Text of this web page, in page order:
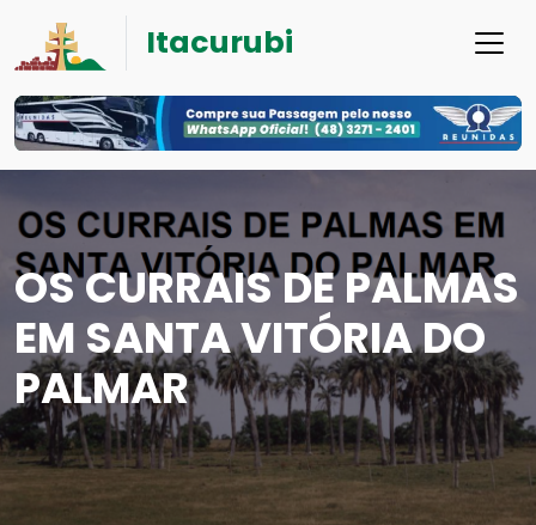
Itacurubi
OS CURRAIS DE PALMAS
EM SANTA VITÓRIA DO
PALMAR